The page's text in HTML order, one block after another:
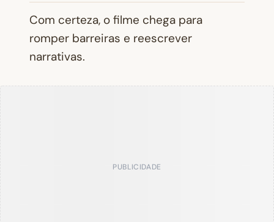
Com certeza, o filme chega para
romper barreiras e reescrever
narrativas.
PUBLICIDADE